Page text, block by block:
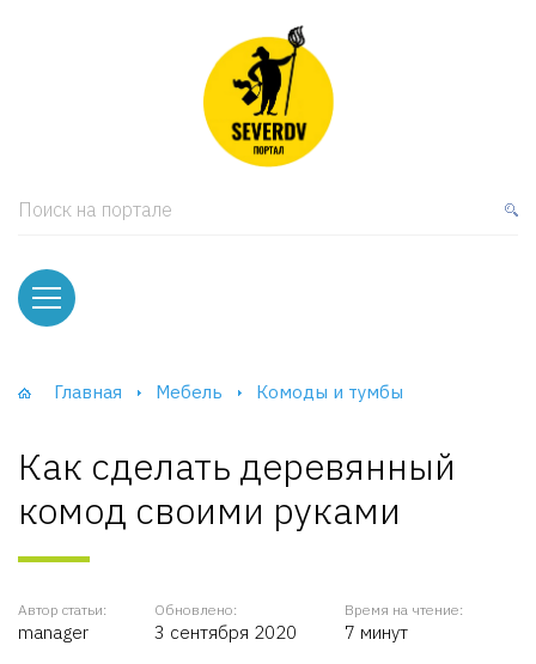
Поиск на портале
Главная Мебель Комоды и тумбы
Как сделать деревянный
комод своими руками
Автор статьи:
manager
Обновлено:
3 сентября 2020
Время на чтение:
7 минут
и тумбы